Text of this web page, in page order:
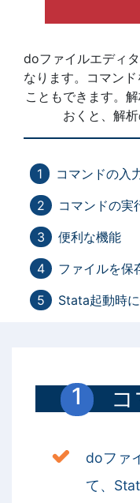
doファイルエディ
なります。コマン
こともできます。
おくと、解
コマンドの入
コマンドの実
便利な機能
ファイルを保
Stata起動時
doファ
て、